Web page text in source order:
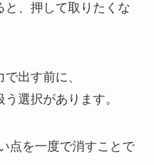
、押して取りたくな
出す前に、
選択があります。
点を一度で消すことで